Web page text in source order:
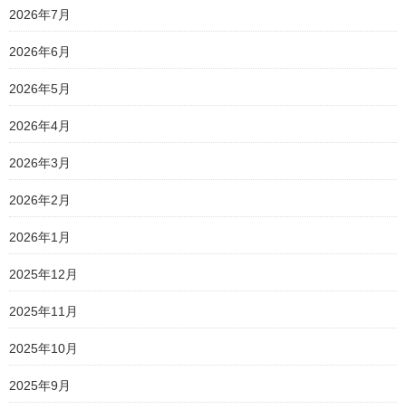
2026年7月
2026年6月
2026年5月
2026年4月
2026年3月
2026年2月
2026年1月
2025年12月
2025年11月
2025年10月
2025年9月